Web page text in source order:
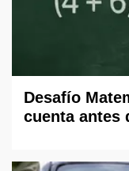
Desafío
cuenta antes